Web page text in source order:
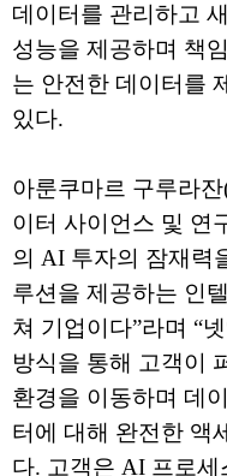
데이터를 관리하고
성능을 제공하며 책
는 안전한 데이터를
있다.
아룬쿠마르 구루라잔
이터 사이언스 및 연
의 AI 투자의 잠재력
루션을 제공하는 인
쳐 기업이다”라며 “
방식을 통해 고객이
환경을 이동하며 데
터에 대해 완전한 액
다. 고객은 AI 프로세